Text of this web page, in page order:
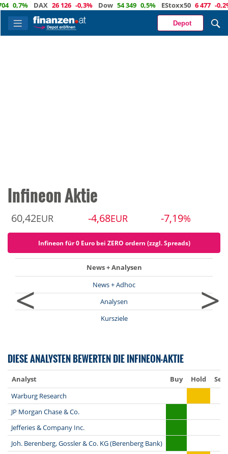
0,7% DAX 26 126 -0,3% Dow 54 349 0,5% EStoxx50 6 477 -0,2%
Depot
Infineon Aktie
60,42EUR -4,68EUR -7,19%
Infineon für 0 Euro bei ZERO ordern (zzgl. Spreads)
<
News + Analysen
News + Adhoc
Analysen
Kursziele
>
DIESE ANALYSTEN BEWERTEN DIE INFINEON-AKTIE
Analyst Buy Hold
Sell
Warburg Research
JP Morgan Chase & Co.
Jefferies & Company Inc.
Joh. Berenberg, Gossler & Co. KG (Berenberg Bank)